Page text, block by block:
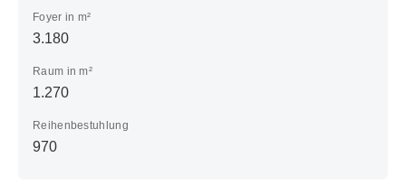
Foyer in m²
3.180
Raum in m²
1.270
Reihenbestuhlung
970